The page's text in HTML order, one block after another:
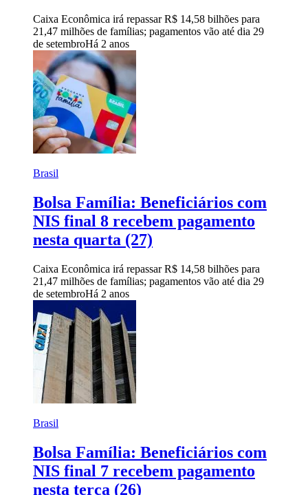
Caixa Econômica irá repassar R$ 14,58 bilhões para
21,47 milhões de famílias; pagamentos vão até dia 29
de setembroHá 2 anos
Brasil
Bolsa Família: Beneficiários com
NIS final 8 recebem pagamento
nesta quarta (27)
Caixa Econômica irá repassar R$ 14,58 bilhões para
21,47 milhões de famílias; pagamentos vão até dia 29
de setembroHá 2 anos
Brasil
Bolsa Família: Beneficiários com
NIS final 7 recebem pagamento
nesta terça (26)